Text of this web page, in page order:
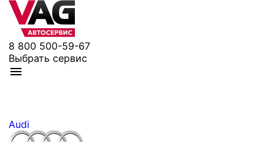
8 800 500-59-67
Выбрать сервис
Audi